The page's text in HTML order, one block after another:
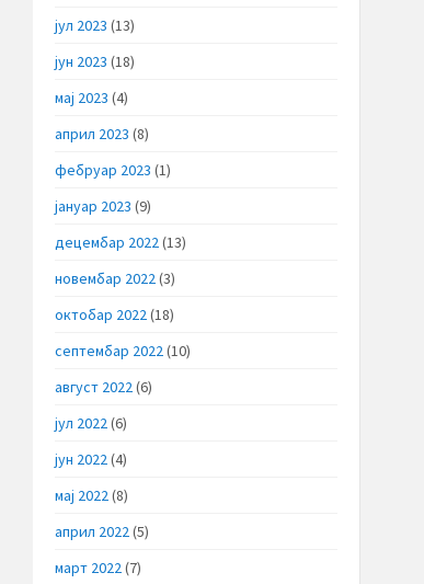
јул 2023 (13)
јун 2023 (18)
мај 2023 (4)
април 2023 (8)
фебруар 2023 (1)
јануар 2023 (9)
децембар 2022(13)
новембар 2022(3)
октобар 2022(18)
септембар 2022(10)
август 2022(6)
јул 2022(6)
јун 2022(4)
мај 2022(8)
април 2022(5)
март 2022(7)